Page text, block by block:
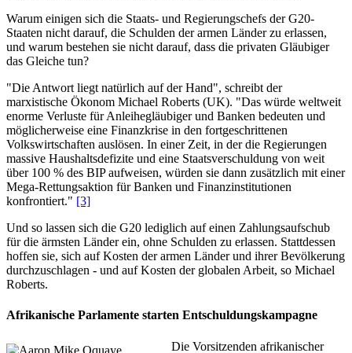
Warum einigen sich die Staats- und Regierungschefs der G20-
Staaten nicht darauf, die Schulden der armen Länder zu erlassen,
und warum bestehen sie nicht darauf, dass die privaten Gläubiger
das Gleiche tun?
"Die Antwort liegt natürlich auf der Hand", schreibt der
marxistische Ökonom Michael Roberts (UK). "Das würde weltweit
enorme Verluste für Anleihegläubiger und Banken bedeuten und
möglicherweise eine Finanzkrise in den fortgeschrittenen
Volkswirtschaften auslösen. In einer Zeit, in der die Regierungen
massive Haushaltsdefizite und eine Staatsverschuldung von weit
über 100 % des BIP aufweisen, würden sie dann zusätzlich mit einer
Mega-Rettungsaktion für Banken und Finanzinstitutionen
konfrontiert." [3]
Und so lassen sich die G20 lediglich auf einen Zahlungsaufschub
für die ärmsten Länder ein, ohne Schulden zu erlassen. Stattdessen
hoffen sie, sich auf Kosten der armen Länder und ihrer Bevölkerung
durchzuschlagen - und auf Kosten der globalen Arbeit, so Michael
Roberts.
Afrikanische Parlamente starten Entschuldungskampagne
Die Vorsitzenden afrikanischer